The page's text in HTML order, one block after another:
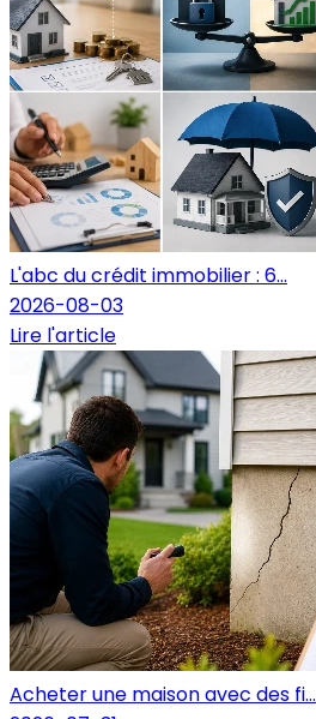
L'abc du crédit immobilier : 6...
2026-08-03
Lire l'article
Acheter une maison avec des fi...